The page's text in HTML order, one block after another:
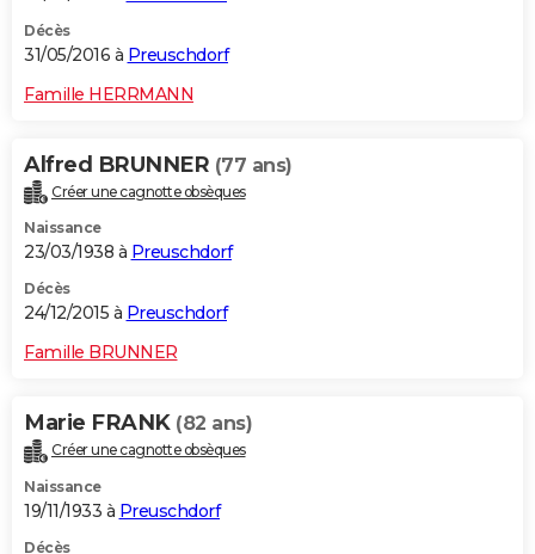
Décès
31/05/2016 à Preuschdorf
Famille HERRMANN
Alfred BRUNNER (77 ans)
Créer une cagnotte obsèques
Naissance
23/03/1938 à Preuschdorf
Décès
24/12/2015 à Preuschdorf
Famille BRUNNER
Marie FRANK (82 ans)
Créer une cagnotte obsèques
Naissance
19/11/1933 à Preuschdorf
Décès